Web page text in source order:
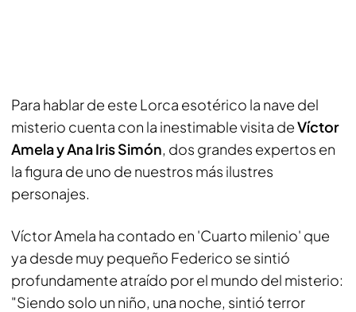
Para hablar de este Lorca esotérico la nave del
misterio cuenta con la inestimable visita deVíctor
Amela y Ana Iris Simón, dos grandes expertos en
la figura de uno de nuestros más ilustres
personajes.
Víctor Amela ha contado en 'Cuarto milenio' que
ya desde muy pequeño Federico se sintió
profundamente atraído por el mundo del misterio:
"Siendo solo un niño, una noche, sintió terror